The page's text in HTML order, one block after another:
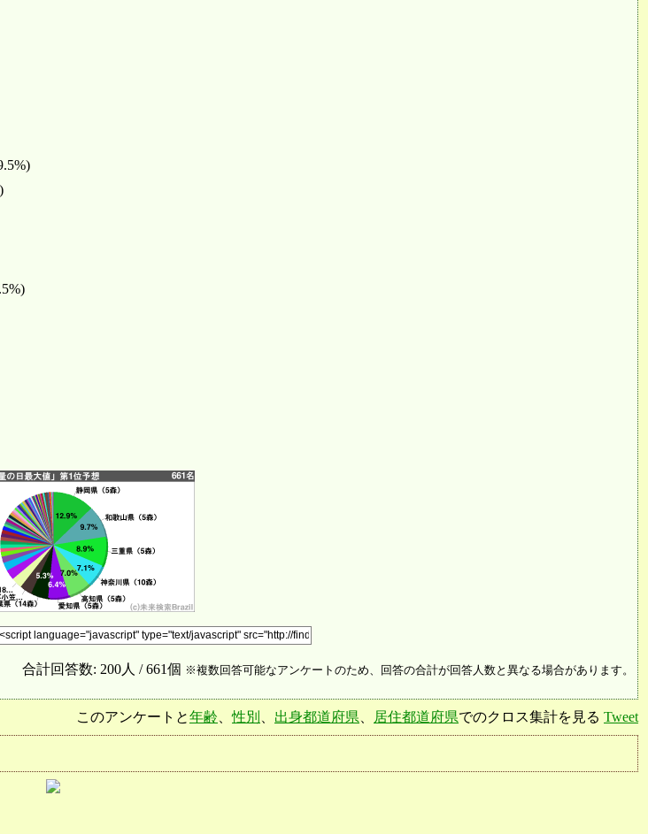
合計回答数: 200人 / 661個 ※複数回答可能なアンケートのため、回答の合計が回答人数と異なる場合があります。
このアンケートと年齢 、性別 出身都道府県 居住都道府県でのクロス集計を見る Tweet